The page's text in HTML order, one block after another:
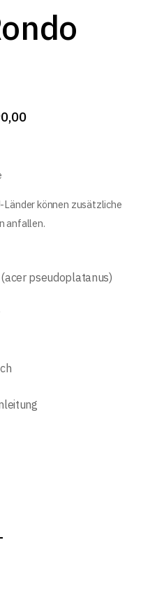
können zusätzliche
anfallen.
pseudoplatanus)